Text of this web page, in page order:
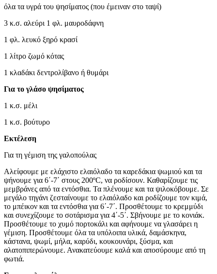
όλα τα υγρά του ψησίματος (που έμειναν στο ταψί)
3 κ.σ. αλεύρι 1 φλ. μαυροδάφνη
1 φλ. λευκό ξηρό κρασί
1 λίτρο ζωμό κότας
1 κλαδάκι δεντρολίβανο ή θυμάρι
Για το γλάσο ψησίματος
1 κ.σ. μέλι
1 κ.σ. βούτυρο
Εκτέλεση
Για τη γέμιση της γαλοπούλας
Αλείφουμε με ελάχιστο ελαιόλαδο τα καρεδάκια ψωμιού και τα
ψήνουμε για 6΄-7΄ στους 200ºC, να ροδίσουν. Καθαρίζουμε τις
μεμβράνες από τα εντόσθια. Τα πλένουμε και τα ψιλοκόβουμε. Σε
μεγάλο τηγάνι ζεσταίνουμε το ελαιόλαδο και ροδίζουμε τον κιμά,
το μπέικον και τα εντόσθια για 6΄-7΄. Προσθέτουμε το κρεμμύδι
και συνεχίζουμε το σοτάρισμα για 4΄-5΄. Σβήνουμε με το κονιάκ.
Προσθέτουμε το χυμό πορτοκάλι και αφήνουμε να γλασάρει η
γέμιση. Προσθέτουμε όλα τα υπόλοιπα υλικά, δαμάσκηνα,
κάστανα, ψωμί, μήλα, καρύδι, κουκουνάρι, ξύσμα, και
αλατοπιπερώνουμε. Ανακατεύουμε καλά και αποσύρουμε από τη
φωτιά.